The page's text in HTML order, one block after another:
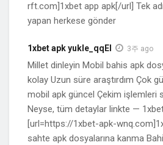
rft.com]1xbet app apk[/url] Tek
yapan herkese gönder
1xbet apk yukle_qqEl 3주 ago
Millet dinleyin Mobil bahis apk
kolay Uzun süre araştırdım Çok
mobil apk güncel Çekim işlemleri
Neyse, tüm detaylar linkte —
[url=https://1xbet-apk-
sahte apk dosyalarına kanma